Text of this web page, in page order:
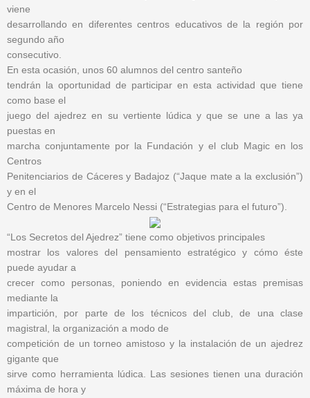
viene
desarrollando en diferentes centros educativos de la región por
segundo año
consecutivo.
En esta ocasión, unos 60 alumnos del centro santeño
tendrán la oportunidad de participar en esta actividad que tiene
como base el
juego del ajedrez en su vertiente lúdica y que se une a las ya
puestas en
marcha conjuntamente por la Fundación y el club Magic en los
Centros
Penitenciarios de Cáceres y Badajoz (“Jaque mate a la exclusión”)
y en el
Centro de Menores Marcelo Nessi (“Estrategias para el futuro”).
“Los Secretos del Ajedrez” tiene como objetivos principales
mostrar los valores del pensamiento estratégico y cómo éste
puede ayudar a
crecer como personas, poniendo en evidencia estas premisas
mediante la
impartición, por parte de los técnicos del club, de una clase
magistral, la organización a modo de
competición de un torneo amistoso y la instalación de un ajedrez
gigante que
sirve como herramienta lúdica. Las sesiones tienen una duración
máxima de hora y